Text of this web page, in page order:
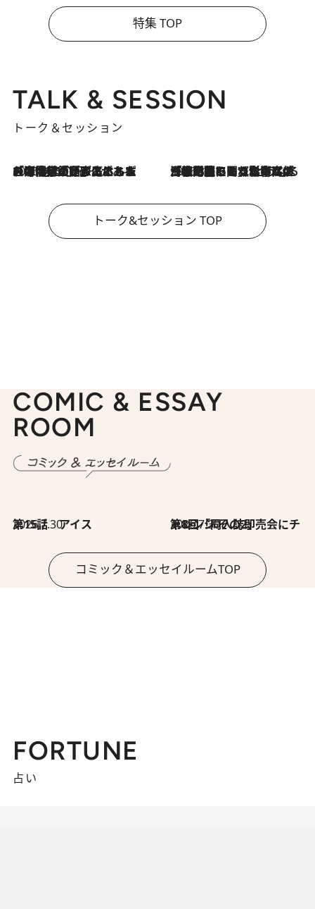
特集 TOP
TALK & SESSION
トーク＆セッション
2026.8.3
「今後値上げがあるとすれば…」「リスクがあるのは今年の冬」エネルギー専門家が語る、ホルムズ海峡封鎖が家庭にもたらす“ある心配” 2026.8.3
「住宅建てられない…」「サーチャージ料の高値が続いている」ホルムズ海峡封鎖による影響はいつまで続く？《エネルギー専門家に聞く“どうなる日本の暮らし”》
トーク&セッション TOP
COMIC & ESSAY
ROOM
2026.7.30
第15話 アイス 2026.7.30
第8回「同人誌即売会にチャレンジ その2」
コミック＆エッセイルームTOP
FORTUNE
占い